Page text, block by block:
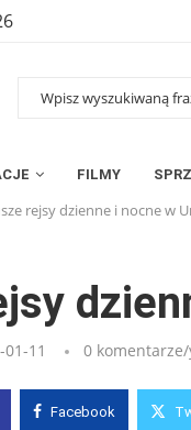
FILMY
rejsy dzienne i nocne w
11 0
Facebook